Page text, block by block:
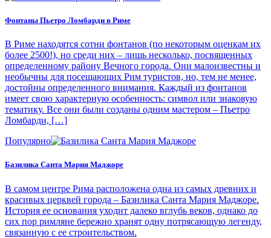
Фонтаны Пьетро Ломбарди в Риме
В Риме находятся сотни фонтанов (по некоторым оценкам их
более 2500!), но среди них – лишь несколько, посвященных
определенному району Вечного города. Они малоизвестны и
необычны для посещающих Рим туристов, но, тем не менее,
достойны определенного внимания. Каждый из фонтанов
имеет свою характерную особенность: символ или знаковую
тематику. Все они были созданы одним мастером – Пьетро
Ломбарди, […]
Популярно
Базилика Санта Мария Маджоре
В самом центре Рима расположена одна из самых древних и
красивых церквей города – Базилика Санта Мария Маджоре.
История ее основания уходит далеко вглубь веков, однако до
сих пор римляне бережно хранят одну потрясающую легенду,
связанную с ее строительством.